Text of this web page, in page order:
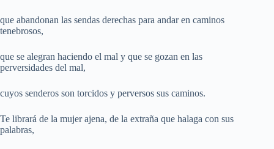
que abandonan las sendas derechas para andar en caminos
tenebrosos,
que se alegran haciendo el mal y que se gozan en las
perversidades del mal,
cuyos senderos son torcidos y perversos sus caminos.
Te librará de la mujer ajena, de la extraña que halaga con sus
palabras,